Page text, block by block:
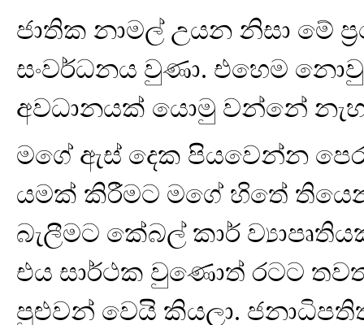
ජාතික නාමල් උයන නිසා මේ
සංවර්ධනය වුණා. එහෙම
අවධානයක් යොමු වන්නේ
මගේ ඇස් දෙක පියවෙන්න
යමක් කිරීමට මගේ හිතේ
බැලීමට කේබල් කාර්
එය සාර්ථක වුණොත් රටට
පුළුවන් වෙයි කියලා.